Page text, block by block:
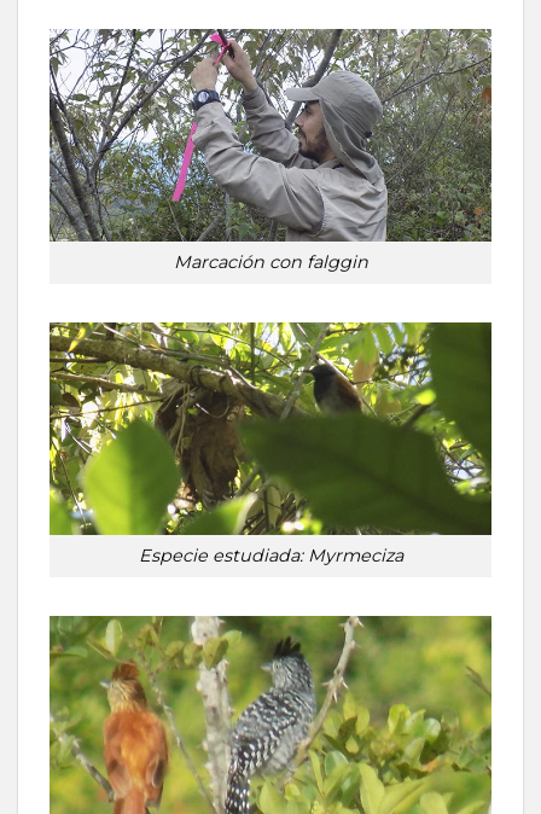
Marcación con falggin
Especie estudiada: Myrmeciza